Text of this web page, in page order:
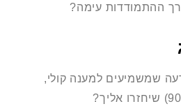
ההתמודדות עימה?
שמשמיעים למענה קולי,